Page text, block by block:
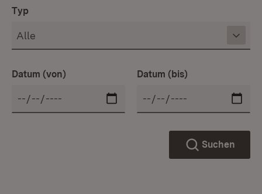
Typ
Datum (von) Datum (bis)
Suchen